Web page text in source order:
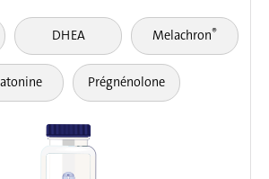
DHEA Melachron®
Prégnénolone